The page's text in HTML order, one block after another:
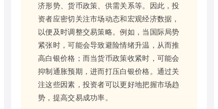
济形势、货币政策、供需关系等。因此，投
资者应密切关注市场动态和宏观经济数据，
以便及时调整交易策略。例如，当国际局势
紧张时，可能会导致避险情绪升温，从而推
高白银价格；而当货币政策收紧时，可能会
抑制通胀预期，进而打压白银价格。通过关
注这些因素，投资者可以更好地把握市场趋
势，提高交易成功率。